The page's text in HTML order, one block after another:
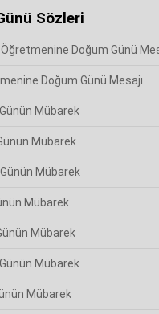
Sözleri
Doğum Günü
Doğum Günü Mesajı
Mübarek
Mübarek
Mübarek
Mübarek
Mübarek
Mübarek
Mübarek